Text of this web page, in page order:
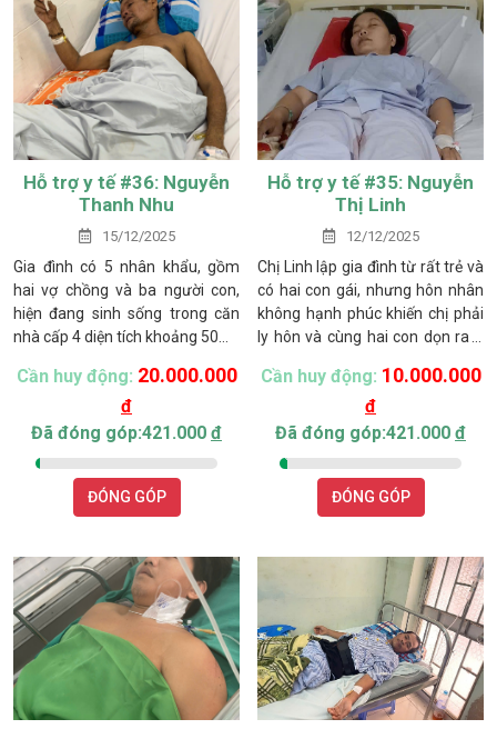
hiểm y tế hỗ trợ).
Hỗ trợ y tế #36: Nguyễn
Thanh Nhu
15/12/2025
Gia đình có 5 nhân khẩu, gồm
hai vợ chồng và ba người con,
hiện đang sinh sống trong căn
nhà cấp 4 diện tích khoảng 50m²
Quang, tỉnh Lâm Đồng. Nguồn
thu nhập chính của gia đình chủ
yếu từ làm thuê và 600 trụ thanh
thu nhập không đủ trang trải
Cần huy động: 20.000.000
đ
Đã đóng góp:421.000 đ
ĐÓNG GÓP
Hỗ trợ y tế #35: Nguyễn
Thị Linh
12/12/2025
Chị Linh lập gia đình từ rất trẻ và
có hai con gái, nhưng hôn nhân
không hạnh phúc khiến chị phải
ly hôn và cùng hai con dọn ra ở
long để nuôi con. Năm 2019, chị
tái hôn và sinh bé Thanh Duy,
nhưng người chồng thứ hai cũng
con nhỏ. Dù cuộc sống khó khăn,
chị vẫn cố gắng làm việc để các
Cần huy động: 10.000.000
đ
Đã đóng góp:421.000 đ
ĐÓNG GÓP